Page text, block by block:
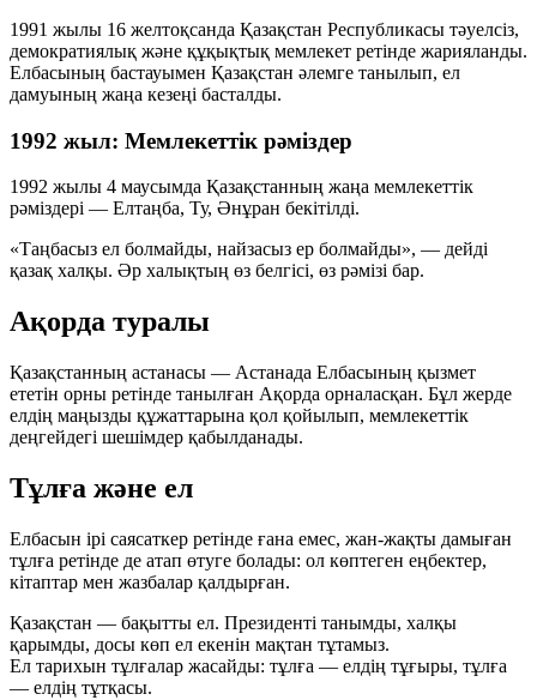
1991 жылы 16 желтоқсанда Қазақстан Республикасы тәуелсіз,
демократиялық және құқықтық мемлекет ретінде жарияланды.
Елбасының бастауымен Қазақстан әлемге танылып, ел
дамуының жаңа кезеңі басталды.
1992 жыл: Мемлекеттік рәміздер
1992 жылы 4 маусымда Қазақстанның жаңа мемлекеттік
рәміздері — Елтаңба, Ту, Әнұран бекітілді.
«Таңбасыз ел болмайды, найзасыз ер болмайды», — дейді
қазақ халқы. Әр халықтың өз белгісі, өз рәмізі бар.
Ақорда туралы
Қазақстанның астанасы — Астанада Елбасының қызмет
ететін орны ретінде танылған Ақорда орналасқан. Бұл жерде
елдің маңызды құжаттарына қол қойылып, мемлекеттік
деңгейдегі шешімдер қабылданады.
Тұлға және ел
Елбасын ірі саясаткер ретінде ғана емес, жан-жақты дамыған
тұлға ретінде де атап өтуге болады: ол көптеген еңбектер,
кітаптар мен жазбалар қалдырған.
Қазақстан — бақытты ел. Президенті танымды, халқы
қарымды, досы көп ел екенін мақтан тұтамыз.
Ел тарихын тұлғалар жасайды: тұлға — елдің тұғыры, тұлға
— елдің тұтқасы.